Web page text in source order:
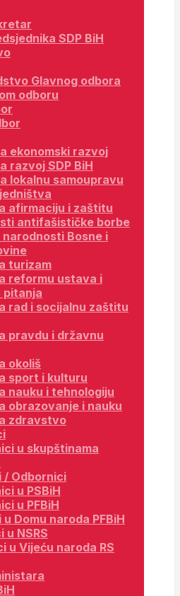
SDP BiH
Glavnog odbora
odboru
ekonomski razvoj
razvoj SDP BiH
lokalnu samoupravu
afirmaciju i zaštitu
antifašističke borbe
narodnosti Bosne i
turizam
reformu ustava i
pitanja
rad i socijalnu zaštitu
pravdu i državnu
okoliš
sport i kulturu
nauku i tehnologiju
obrazovanje i nauku
zdravstvo
u skupštinama
/ Odbornici
u PSBiH
u PFBiH
Domu naroda PFBiH
u NSRS
u Vijeću naroda RS